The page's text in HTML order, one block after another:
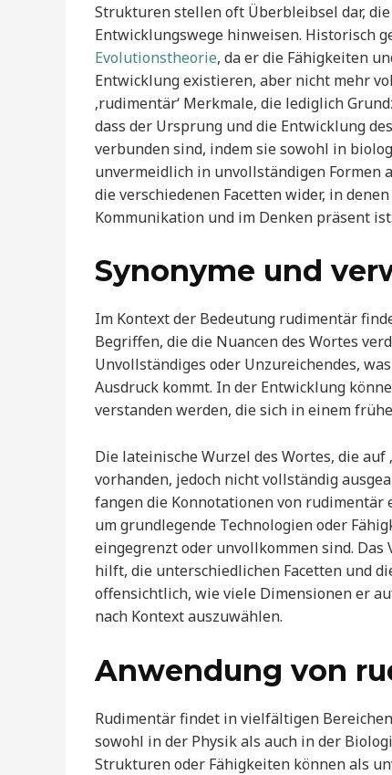
Strukturen stellen oft Überbleibsel dar,
Entwicklungswege hinweisen. Historisch
Evolutionstheorie, da er die Fähigkeiten
Entwicklung existieren, aber nicht mehr
‚rudimentär‘ Merkmale, die lediglich
dass der Ursprung und die Entwicklung
verbunden sind, indem sie sowohl in
unvermeidlich in unvollständigen Formen
die verschiedenen Facetten wider, in
Kommunikation und im Denken präsent ist.
Synonyme und
Im Kontext der Bedeutung rudimentär
Begriffen, die die Nuancen des Wortes
Unvollständiges oder Unzureichendes,
Ausdruck kommt. In der Entwicklung
verstanden werden, die sich in einem
Die lateinische Wurzel des Wortes, die
vorhanden, jedoch nicht vollständig
fangen die Konnotationen von rudimentär
um grundlegende Technologien oder
eingegrenzt oder unvollkommen sind.
hilft, die unterschiedlichen Facetten und
offensichtlich, wie viele Dimensionen er
nach Kontext auszuwählen.
Anwendung von
Rudimentär findet in vielfältigen
sowohl in der Physik als auch in der
Strukturen oder Fähigkeiten können als